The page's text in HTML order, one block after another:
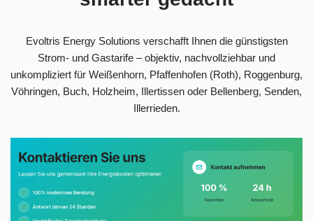
Evoltris Energy Solutions verschafft Ihnen die günstigsten
Strom- und Gastarife – objektiv, nachvollziehbar und
unkompliziert für Weißenhorn, Pfaffenhofen (Roth), Roggenburg,
Vöhringen, Buch, Holzheim, Illertissen oder Bellenberg, Senden,
Illerrieden.